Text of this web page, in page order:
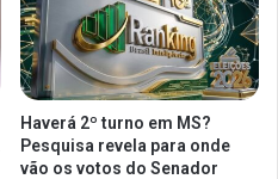
Haverá 2º turno em MS?
Pesquisa revela para onde
vão os votos do Senador